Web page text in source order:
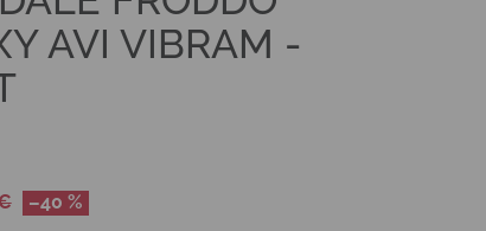
AVI VIBRAM -
–40 %